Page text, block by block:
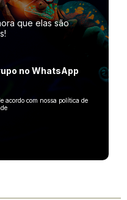
que elas são
no WhatsApp
acordo com nossa política de